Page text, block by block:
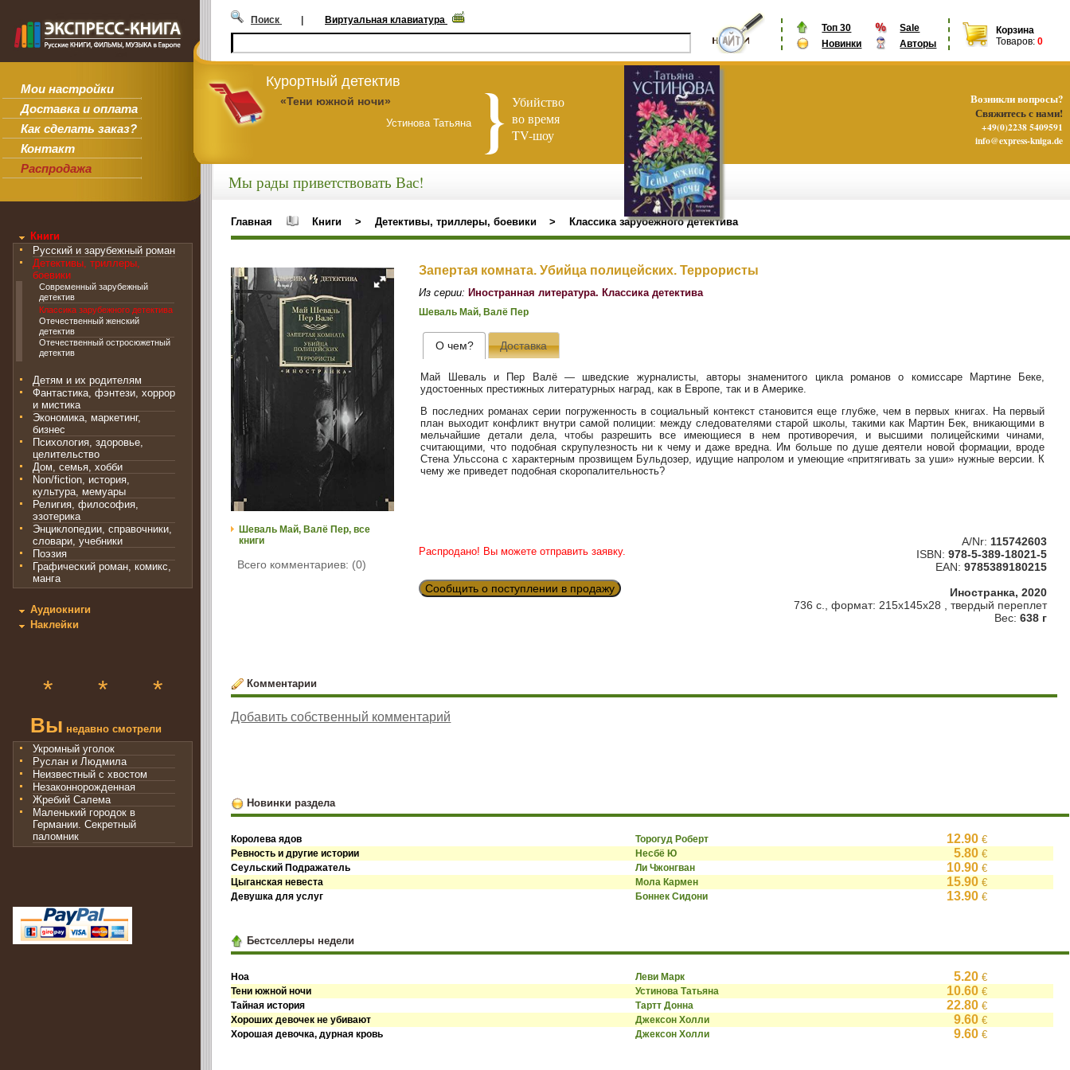
Мои настройки
Доставка и оплата
Как сделать заказ?
Контакт
Распродажа
Топ 30
Sale
Новинки
Авторы
Корзина
Товаров: 0
Поиск | Виртуальная клавиатура
Курортный детектив
«Тени южной ночи»
Устинова Татьяна
Убийство
во время
TV-шоу
Книги
Русский и зарубежный роман
Детективы, триллеры,
боевики
Современный зарубежный
детектив
Классика зарубежного детектива
Отечественный женский
детектив
Отечественный остросюжетный
детектив
Детям и их родителям
Фантастика, фэнтези, хоррор
и мистика
Экономика, маркетинг,
бизнес
Психология, здоровье,
целительство
Дом, семья, хобби
Non/fiction, история,
культура, мемуары
Религия, философия,
эзотерика
Энциклопедии, справочники,
словари, учебники
Поэзия
Графический роман, комикс,
манга
Аудиокниги
Наклейки
* * *
Вы недавно смотрели
Укромный уголок
Руслан и Людмила
Неизвестный с хвостом
Незаконнорожденная
Жребий Салема
Маленький городок в
Германии. Секретный
паломник
Мы рады приветствовать Вас!
Главная Книги > Детективы, триллеры, боевики > Классика зарубежного детектива
Шеваль Май, Валё Пер, все
книги
Всего комментариев: (0)
Запертая комната. Убийца полицейских. Террористы
Из серии: Иностранная литература. Классика детектива
Шеваль Май, Валё Пер
О чем? Доставка
Май Шеваль и Пер Валё — шведские журналисты, авторы знаменитого цикла романов о комиссаре Мартине Беке,
удостоенных престижных литературных наград, как в Европе, так и в Америке.
В последних романах серии погруженность в социальный контекст становится еще глубже, чем в первых книгах. На первый
план выходит конфликт внутри самой полиции: между следователями старой школы, такими как Мартин Бек, вникающими в
мельчайшие детали дела, чтобы разрешить все имеющиеся в нем противоречия, и высшими полицейскими чинами,
считающими, что подобная скрупулезность ни к чему и даже вредна. Им больше по душе деятели новой формации, вроде
Стена Ульссона с характерным прозвищем Бульдозер, идущие напролом и умеющие «притягивать за уши» нужные версии. К
чему же приведет подобная скоропалительность?
Распродано! Вы можете отправить заявку.
Сообщить о поступлении в продажу
A/Nr: 115742603
ISBN: 978-5-389-18021-5
EAN: 9785389180215
Иностранка, 2020
736 с., формат: 215x145x28 , твердый переплет
Вес: 638 г
Комментарии
Добавить собственный комментарий
Новинки раздела
Королева ядов Торогуд Роберт 12.90 €
Ревность и другие истории Несбё Ю 5.80 €
Сеульский Подражатель Ли Чжонгван 10.90 €
Цыганская невеста Мола Кармен 15.90 €
Девушка для услуг Боннек Сидони 13.90 €
Бестселлеры недели
Ноа Леви Марк 5.20 €
Тени южной ночи Устинова Татьяна 10.60 €
Тайная история Тартт Донна 22.80 €
Хороших девочек не убивают Джексон Холли 9.60 €
Хорошая девочка, дурная кровь Джексон Холли 9.60 €
Возникли вопросы?
Свяжитесь с нами!
+49(0)2238 5409591
info@express-kniga.de